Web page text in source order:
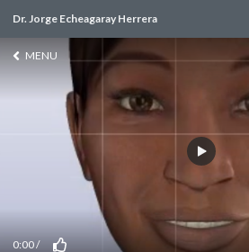
Dr. Jorge Echeagaray Herrera
MENU
0:00/